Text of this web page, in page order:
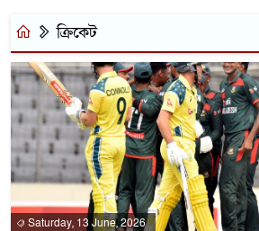
ক্রিকেট
Saturday, 13 June, 2026